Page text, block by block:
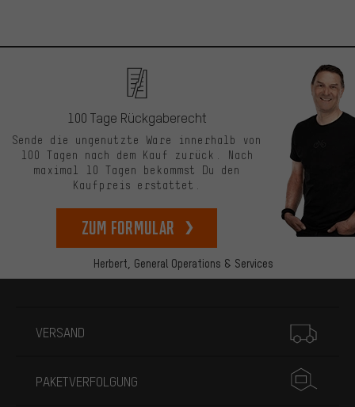
Herbert, General Operations & Services
100 Tage Rückgaberecht
Sende die ungenutzte Ware innerhalb von
100 Tagen nach dem Kauf zurück. Nach
maximal 10 Tagen bekommst Du den
Kaufpreis erstattet.
zum Formular
VERSAND
PAKETVERFOLGUNG